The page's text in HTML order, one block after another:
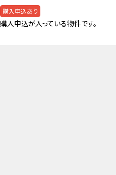
購入申込あり
購入申込が入っている物件です。